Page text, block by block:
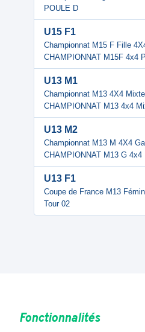
POULE D
U15 F1
Championnat M15 F Fille
CHAMPIONNAT M15F 4x4
U13 M1
Championnat M13 4X4
CHAMPIONNAT M13 4x4
U13 M2
Championnat M13 M 4X4
CHAMPIONNAT M13 G 4x4
U13 F1
Coupe de France M13
Tour 02
Fonctionnalités